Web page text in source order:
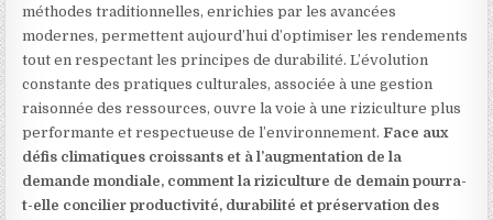
méthodes traditionnelles, enrichies par les avancées
modernes, permettent aujourd’hui d’optimiser les rendements
tout en respectant les principes de durabilité. L’évolution
constante des pratiques culturales, associée à une gestion
raisonnée des ressources, ouvre la voie à une riziculture plus
performante et respectueuse de l’environnement.Face aux
défis climatiques croissants et à l’augmentation de la
demande mondiale, comment la riziculture de demain pourra-
t-elle concilier productivité, durabilité et préservation des